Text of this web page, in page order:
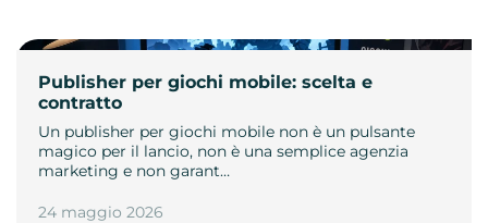
Publisher per giochi mobile: scelta e
contratto
Un publisher per giochi mobile non è un pulsante
magico per il lancio, non è una semplice agenzia
marketing e non garant…
24 maggio 2026